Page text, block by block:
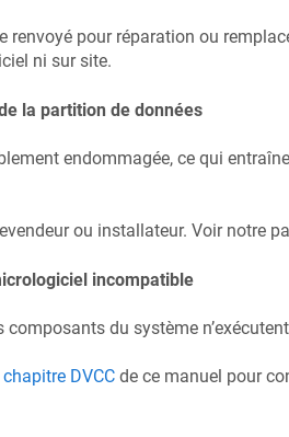
renvoyé pour réparation ou
ni sur site.
la partition de données
endommagée, ce qui
ou installateur. Voir notre
incompatible
composants du système
chapitre DVCCde ce manuel pour